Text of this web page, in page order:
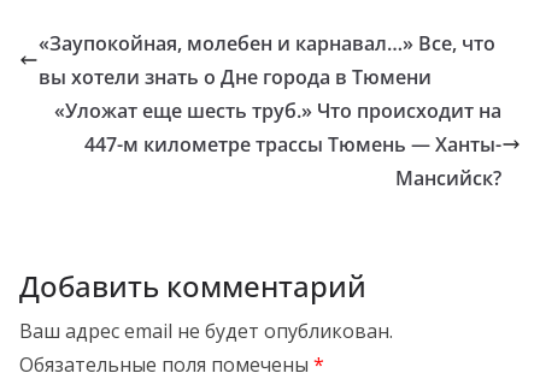
«Заупокойная, молебен и карнавал…» Все, что
вы хотели знать о Дне города в Тюмени
«Уложат еще шесть труб.» Что происходит на
447-м километре трассы Тюмень — Ханты-
Мансийск?
Добавить комментарий
Ваш адрес email не будет опубликован.
Обязательные поля помечены *